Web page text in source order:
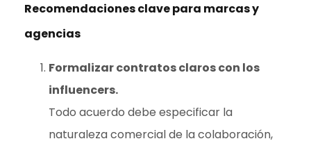
Recomendaciones clave para marcas y
agencias
Formalizar contratos claros con los
influencers.
Todo acuerdo debe especificar la
naturaleza comercial de la colaboración,